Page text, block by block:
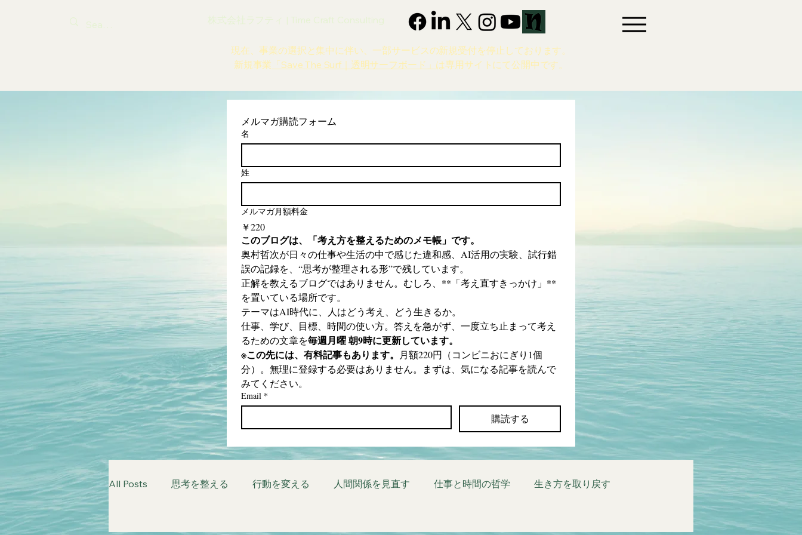
株式会社ラフティ | Time Craft Consulting
現在、事業の選択と集中に伴い、一部サービスの新規受付を停止しております。
新規事業 「Save The Surf｜透明サーフボード」 は専用サイトにて公開中です。
メルマガ購読フォーム
名
姓
メルマガ月額料金
￥220
このブログは、「考え方を整えるためのメモ帳」です。
奥村哲次が日々の仕事や生活の中で感じた違和感、AI活用の実験、試行錯
誤の記録を、“思考が整理される形”で残しています。
正解を教えるブログではありません。むしろ、**「考え直すきっかけ」**
を置いている場所です。
テーマはAI時代に、人はどう考え、どう生きるか。
仕事、学び、目標、時間の使い方。答えを急がず、一度立ち止まって考え
るための文章を毎週月曜 朝9時に更新しています。
※この先には、有料記事もあります。
月額220円（コンビニおにぎり1個
分）。無理に登録する必要はありません。まずは、気になる記事を読んで
みてください。
Email *
購読する
All Posts 思考を整える 行動を変える 人間関係を見直す 仕事と時間の哲学 生き方を取り戻す